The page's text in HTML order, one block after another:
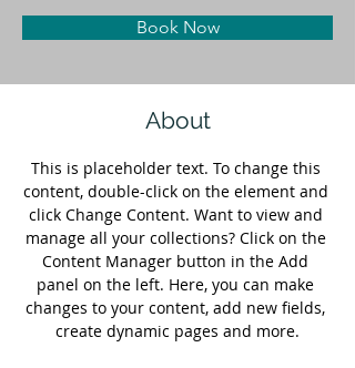
Book Now
About
This is placeholder text. To change this
content, double-click on the element and
click Change Content. Want to view and
manage all your collections? Click on the
Content Manager button in the Add
panel on the left. Here, you can make
changes to your content, add new fields,
create dynamic pages and more.